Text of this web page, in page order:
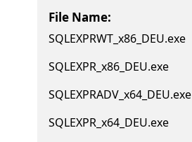
File Name:
SQLEXPRWT_x86_DEU.exe
SQLEXPR_x86_DEU.exe
SQLEXPRADV_x64_DEU.exe
SQLEXPR_x64_DEU.exe